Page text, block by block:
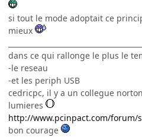
si tout le mode adoptait ce
mieux
dans ce qui rallonge le plus le
-le reseau
-et les periph USB
cedricpc, il y a un collegue
lumieres
http://www.pcinpact.com/forum/
bon courage